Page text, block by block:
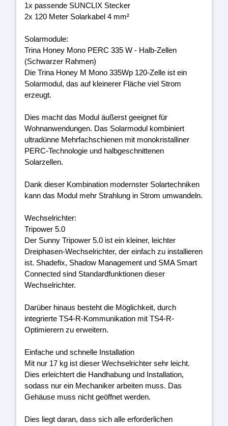
1x passende SUNCLIX Stecker
2x 120 Meter Solarkabel 4 mm²
Solarmodule:
Trina Honey Mono PERC 335 W - Halb-Zellen
(Schwarzer Rahmen)
Die Trina Honey M Mono 335Wp 120-Zelle ist ein
Solarmodul, das auf kleinerer Fläche viel Strom
erzeugt.
Dies macht das Modul äußerst geeignet für
Wohnanwendungen. Das Solarmodul kombiniert
ultradünne Mehrfachschienen mit monokristalliner
PERC-Technologie und halbgeschnittenen
Solarzellen.
Dank dieser Kombination modernster Solartechniken
kann das Modul mehr Strahlung in Strom umwandeln.
Wechselrichter:
Tripower 5.0
Der Sunny Tripower 5.0 ist ein kleiner, leichter
Dreiphasen-Wechselrichter, der einfach zu installieren
ist. Shadefix, Shadow Management und SMA Smart
Connected sind Standardfunktionen dieser
Wechselrichter.
Darüber hinaus besteht die Möglichkeit, durch
integrierte TS4-R-Kommunikation mit TS4-R-
Optimierern zu erweitern.
Einfache und schnelle Installation
Mit nur 17 kg ist dieser Wechselrichter sehr leicht.
Dies erleichtert die Handhabung und Installation,
sodass nur ein Mechaniker arbeiten muss. Das
Gehäuse muss nicht geöffnet werden.
Dies liegt daran, dass sich alle erforderlichen